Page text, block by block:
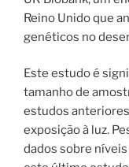
Reino Unido que
genéticos no
Este estudo é
tamanho de
estudos
exposição à luz.
dados sobre